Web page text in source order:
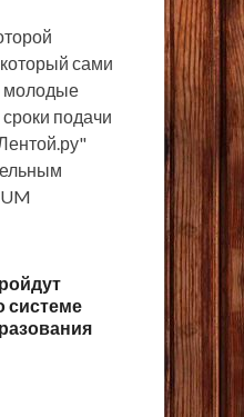
сами
молодые
подачи
системе